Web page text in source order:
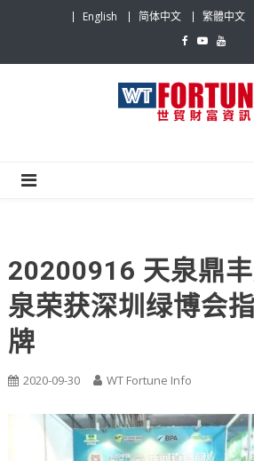
English 简体中文 繁體中文
20200916 天泉鼎
泉荣获深圳绿博会
牌
2020-09-30 WT Fortune Info